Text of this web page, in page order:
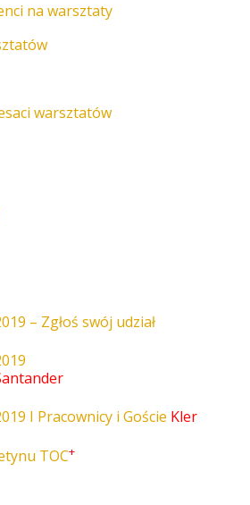
na warsztaty
warsztatów
– Zgłoś swój udział
I Pracownicy i Goście Kler
TOC+